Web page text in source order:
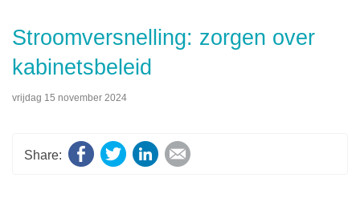
Stroomversnelling: zorgen over
kabinetsbeleid
vrijdag 15 november 2024
Facebook
Twitter LinkedIn